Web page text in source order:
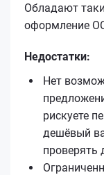
Обладают
оформление
Недостатки:
Нет
рискуете
дешёвый
проверять